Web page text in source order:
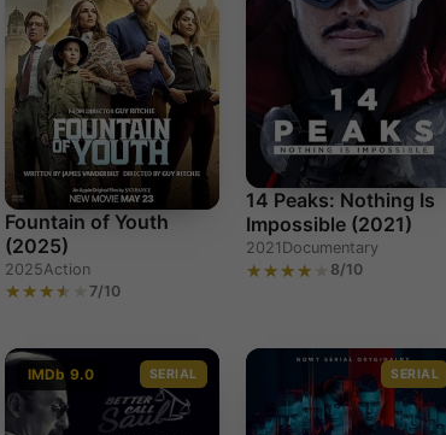
Fountain of Youth
(2025)
2025Action
7/10
14 Peaks: Nothing Is
Impossible (2021)
2021 Documentary
8/10
IMDb 9.0 SERIAL SERIAL